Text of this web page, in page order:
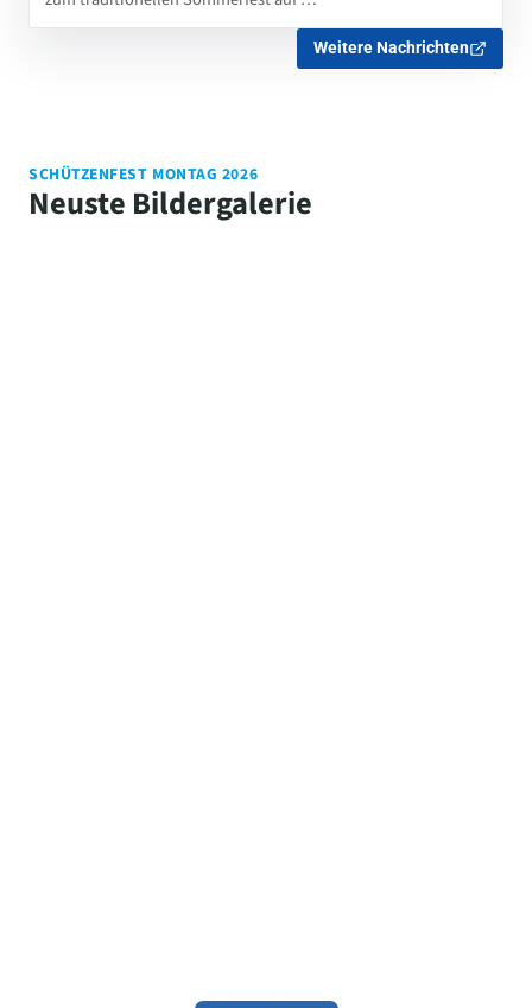
Weitere Nachrichten
SCHÜTZENFEST MONTAG 2026
Neuste Bildergalerie